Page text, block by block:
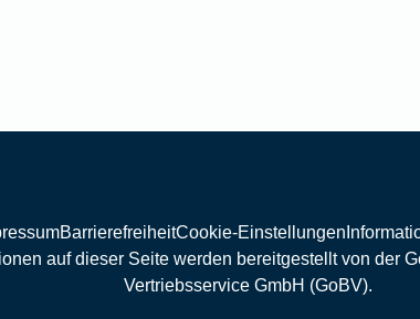
BarrierefreiheitCookie-Einstellungen
auf dieser Seite werden bereitgestellt von der
Vertriebsservice GmbH (GoBV).